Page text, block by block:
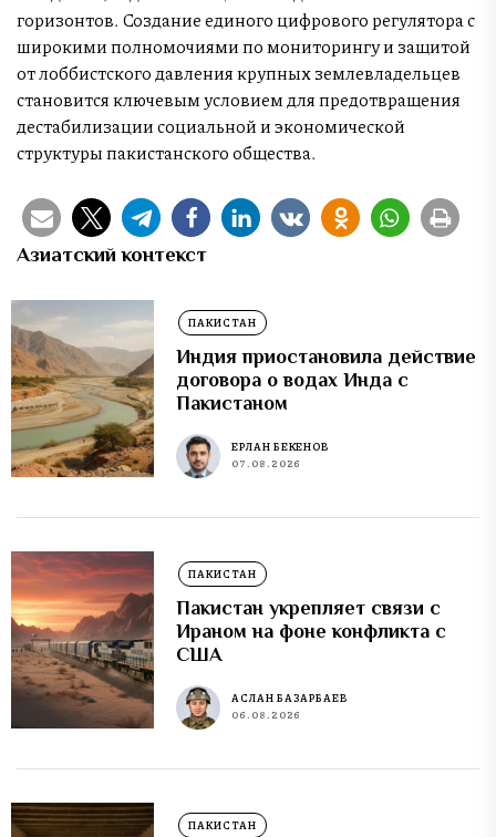
горизонтов. Создание единого цифрового регулятора с
широкими полномочиями по мониторингу и защитой
от лоббистского давления крупных землевладельцев
становится ключевым условием для предотвращения
дестабилизации социальной и экономической
структуры пакистанского общества.
Азиатский контекст
ПАКИСТАН
Индия приостановила действие
договора о водах Инда с
Пакистаном
ЕРЛАН БЕКЕНОВ
07.08.2026
ПАКИСТАН
Пакистан укрепляет связи с
Ираном на фоне конфликта с
США
АСЛАН БАЗАРБАЕВ
06.08.2026
ПАКИСТАН